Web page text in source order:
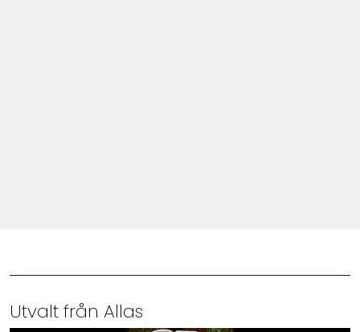
Utvalt från Allas